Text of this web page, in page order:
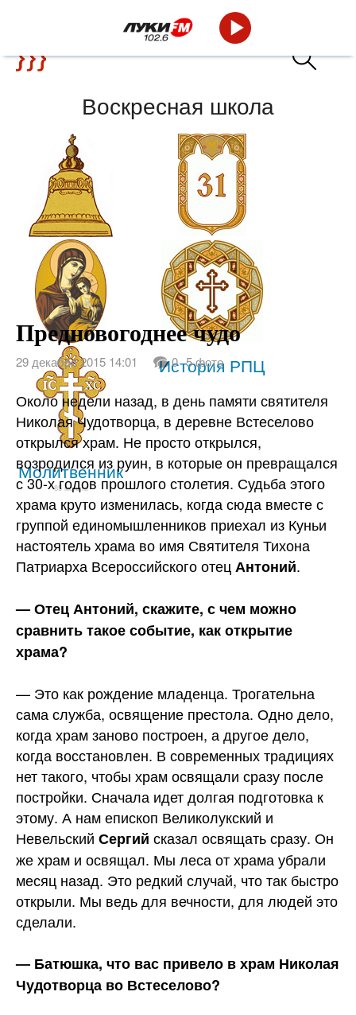
Воскресная школа
Новости Календарь
Святые История РПЦ
Молитвенник
85 молитв
Предновогоднее чудо
29 декабря 2015 14:01 0 5 фото
Около недели назад, в день памяти святителя
Николая Чудотворца, в деревне Встеселово
открылся храм. Не просто открылся,
возродился из руин, в которые он превращался
с 30-х годов прошлого столетия. Судьба этого
храма круто изменилась, когда сюда вместе с
группой единомышленников приехал из Куньи
настоятель храма во имя Святителя Тихона
Патриарха ВсероссийскогоотецАнтоний.
— Отец Антоний, скажите, с чем можно
сравнить такое событие, как открытие
храма?
— Это как рождение младенца. Трогательна
сама служба, освящение престола. Одно дело,
когда храм заново построен, а другое дело,
когда восстановлен. В современных традициях
нет такого, чтобы храм освящали сразу после
постройки. Сначала идет долгая подготовка к
этому. А нам епископ Великолукский и
Невельский Сергий сказал освящать сразу. Он
же храм и освящал. Мы леса от храма убрали
месяц назад. Это редкий случай, что так быстро
открыли. Мы ведь для вечности, для людей это
сделали.
— Батюшка, что вас привело в храм Николая
Чудотворца во Встеселово?